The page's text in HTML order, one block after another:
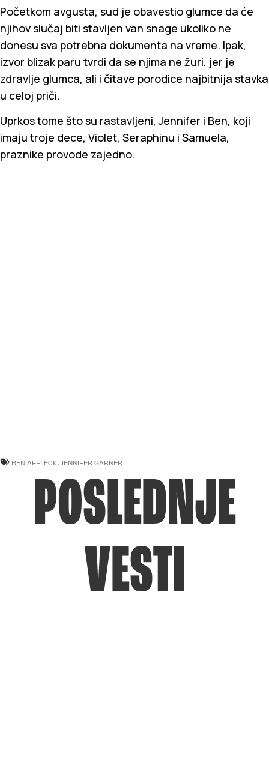
Početkom avgusta, sud je obavestio glumce da će
njihov slučaj biti stavljen van snage ukoliko ne
donesu sva potrebna dokumenta na vreme. Ipak,
izvor blizak paru tvrdi da se njima ne žuri, jer je
zdravlje glumca, ali i čitave porodice najbitnija stavka
u celoj priči.
Uprkos tome što su rastavljeni, Jennifer i Ben, koji
imaju troje dece, Violet, Seraphinu i Samuela,
praznike provode zajedno.
BEN AFFLECK, JENNIFER GARNER
POSLEDNJE
VESTI